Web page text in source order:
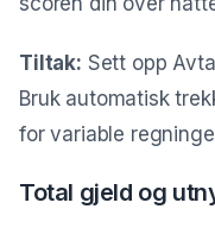
Tiltak: Sett opp
Bruk automatisk
for variable
Total gjeld og